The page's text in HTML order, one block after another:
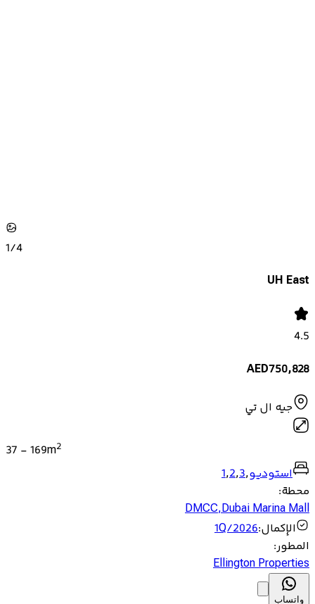
1/4
UH East
4.5
AED750,828
جيه ال تي
37 - 169m2
استوديو,
1,2,3
محطة:
DMCC,Dubai Marina Mall
الإكمال:
1Q/2026
المطور:
Ellington Properties
واتساب